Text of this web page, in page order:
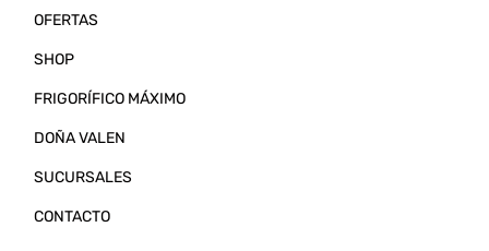
OFERTAS
SHOP
FRIGORÍFICO MÁXIMO
DOÑA VALEN
SUCURSALES
CONTACTO